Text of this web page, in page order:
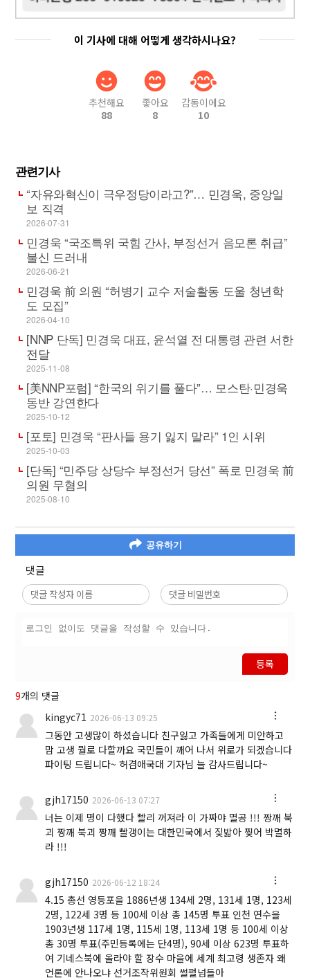
이 기사에 대해 어떻게 생각하시나요?
추천해요
88
좋아요
8
감동이에요
10
관련기사
“자유와혁신이 극우정당이라고?”… 민경욱, 중앙일
보 직격
2026-07-31
민경욱 “국조특위 국힘 간사, 부정선거 음모론 취급”
불신 드러내
2026-06-21
민경욱 前 의원 “허병기 교수 저술활동 도울 청년학
도 모집”
2026-04-10
[NNP 단독] 민경욱 대표, 윤석열 전 대통령 관련 서한
전달
2025-11-08
[美NNP포럼] “한국의 위기를 풀다”… 모스탄·민경욱
동반 강연한다
2025-10-12
[포토] 민경욱 “판사들 용기 잃지 말라” 1인 시위
2025-10-03
[단독] “민주당 상당수 부정선거 당선” 폭로 민경욱 前
의원 무혐의
2025-08-10
공유하기
댓글
등록
9개의 댓글
kingyc71 2026-06-13 09:25
그동안 고생많이 하셨습니다 친구잃고 가족들에게 미안하고
맘 고생 뭘로 다할까요 국민들이 깨어 나서 위로가 되겠습니다
파이팅 드립니다~ 허겸애국대 기자님 늘 감사드립니다~
gjh17150 2026-06-13 07:27
너는 이제 명이 다했다 빨리 꺼져라 이 가짜야 멸공 !!! 짱깨 북
괴 짱깨 북괴 짱깨 빨갱이는 대한민국에서 짖밟아 찢어 박멸하
라 !!!
gjh17150 2026-06-12 18:24
4.15 총선 영등포을 1886년생 134세 2명, 131세 1명, 123세
2명, 122세 3명 등 100세 이상 총 145명 투표 인천 연수을
1903년생 117세 1명, 115세 1명, 113세 1명 등 100세 이상
총 30명 투표(주민등록에는 단4명), 90세 이상 623명 투표하
여 기네스북에 올라야 할 장수 마을에 세계 최고령 생존자 왜
언론에 안나오냐 선거조작위원회 썰펄넘들아